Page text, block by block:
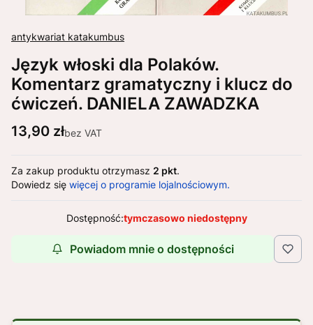
antykwariat katakumbus
Język włoski dla Polaków.
Komentarz gramatyczny i klucz do
ćwiczeń. DANIELA ZAWADZKA
Cena
13,90 złbez VAT
Za zakup produktu otrzymasz 2 pkt.
Dowiedz się więcej o programie lojalnościowym.
Dostępność:tymczasowo niedostępny
Powiadom mnie o dostępności